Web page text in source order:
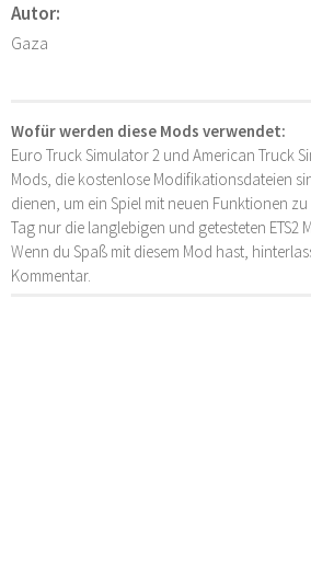
Autor:
Gaza
Wofür werden diese Mods verwendet:
Euro Truck Simulator 2 und American Truck
Mods, die kostenlose Modifikationsdateien
dienen, um ein Spiel mit neuen Funktionen
Tag nur die langlebigen und getesteten ETS2
Wenn du Spaß mit diesem Mod hast,
Kommentar.